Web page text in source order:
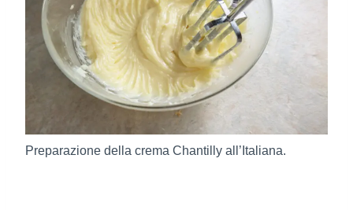
Preparazione della crema Chantilly all’Italiana.